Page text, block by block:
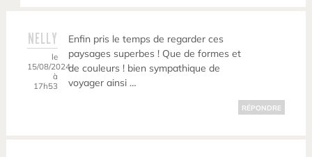
NELLY
le
15/08/2024
à
17h53
Enfin pris le temps de regarder ces
paysages superbes ! Que de formes et
de couleurs ! bien sympathique de
voyager ainsi …
RÉPONDRE